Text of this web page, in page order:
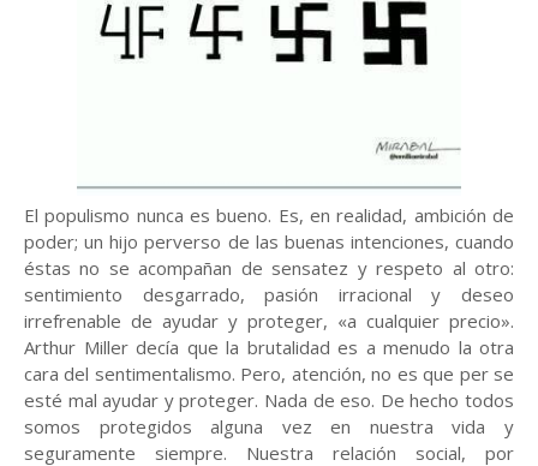
El populismo nunca es bueno. Es, en realidad, ambición de
poder; un hijo perverso de las buenas intenciones, cuando
éstas no se acompañan de sensatez y respeto al otro:
sentimiento desgarrado, pasión irracional y deseo
irrefrenable de ayudar y proteger, «a cualquier precio».
Arthur Miller decía que la brutalidad es a menudo la otra
cara del sentimentalismo. Pero, atención, no es que per se
esté mal ayudar y proteger. Nada de eso. De hecho todos
somos protegidos alguna vez en nuestra vida y
seguramente siempre. Nuestra relación social, por